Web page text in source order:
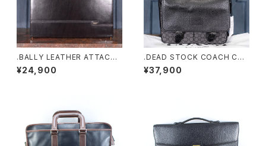
.BALLY LEATHER ATTACHE
CASE/バリーレザーアタッシュ
ケース（ビジネスバッグ）20000
¥24,900
.DEAD STOCK COACH CR3
34 SVO1U SIGNATURE PAT
TERNED EMBROIDERY DES
ョルダーバッグ 200000007
5808
¥37,900